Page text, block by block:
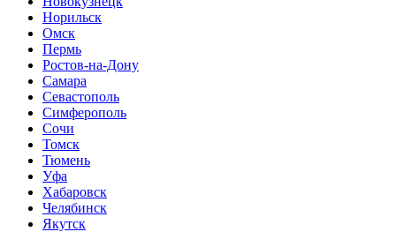
Норильск
Омск
Пермь
Ростов-на-Дону
Самара
Севастополь
Симферополь
Сочи
Томск
Тюмень
Уфа
Хабаровск
Челябинск
Якутск